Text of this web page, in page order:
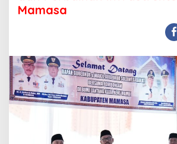
h
a
n
S
D
-
J
Mamasa